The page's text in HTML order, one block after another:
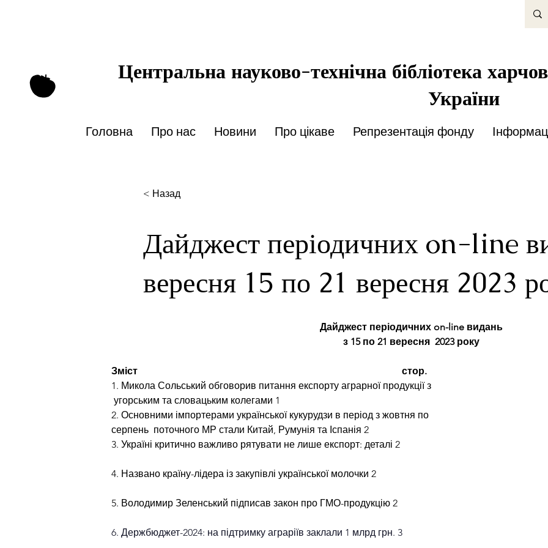
Центральна науково-технічна бібліотека
України
Головна Про нас Новини Про цікаве Репрезентація фонду
< Назад
Дайджест періодичних on-line
вересня 15 по 21 вересня 2023
Дайджест періодичних on-line видань
з 15 по 21 вересня  2023 року
Зміст                                                                                                            стор.
1. Микола Сольський обговорив питання експорту аграрної продукції з
угорським та словацьким колегами 1
2. Основними імпортерами української кукурудзи в період з жовтня по
серпень  поточного МР стали Китай, Румунія та Іспанія 2
3. Україні критично важливо рятувати не лише експорт: деталі 2
4. Названо країну-лідера із закупівлі української молочки 2
5. Володимир Зеленський підписав закон про ГМО-продукцію 2
6. Держбюджет-2024: на підтримку аграріїв заклали 1 млрд грн. 3